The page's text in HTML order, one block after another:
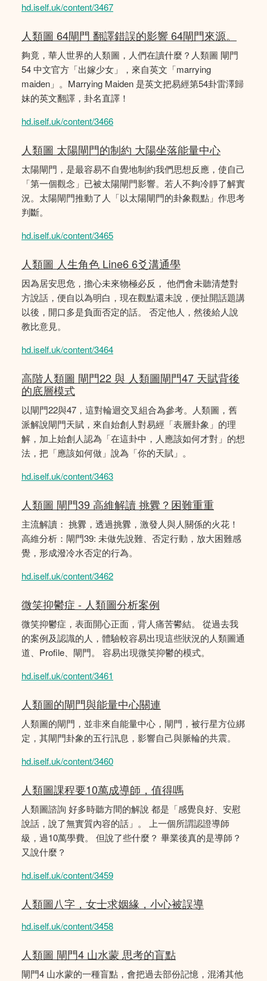
hd.iself.uk/content/3467
人類圖 64閘門 翻譯錯誤的影響 64閘門來源。
夠竟，華人世界的人類圖，人們在讀什麼？人類圖 閘門
54 中文官方「出嫁少女」，來自英文「marrying
maiden」。Marrying Maiden 是英文把易經第54卦雷澤歸
妹的英文翻譯，卦名直譯！
hd.iself.uk/content/3466
人類圖 太陽閘門的制約 大陽坐落能量中心
太陽閘門，是最容易不自覺地制約我們思想反應，使自己
「第一個觀念」已被太陽閘門影響。若人不夠冷靜了解實
況。太陽閘門推動了人「以太陽閘門的卦象觀點」作思考
判斷。
hd.iself.uk/content/3465
人類圖 人生角色 Line6 6爻溝通學
因為居安思危，擔心未來物極必反， 他們會未聽清楚對
方說話，便自以為明白，現在觀點還未說，便扯開話題講
以後，開口多是負面否定的話。 否定他人，然後給人說
教比意見。
hd.iself.uk/content/3464
高階人類圖 閘門22 與 人類圖閘門47 天賦背後
的底層模式
以閘門22與47，這對輪迴交叉組合為參考。人類圖，舊
派解說閘門天賦，來自始創人對易經「表層卦象」的理
解，加上始創人認為「在這卦中，人應該如何才對」的想
法，把「應該如何做」說為「你的天賦」。
hd.iself.uk/content/3463
人類圖 閘門39 高維解讀 挑釁？困難重重
主流解讀： 挑釁，透過挑釁，激發人與人關係的火花！
高維分析：閘門39: 未做先說難、否定行動，放大困難感
覺，形成潑冷水否定的行為。
hd.iself.uk/content/3462
微笑抑鬱症 - 人類圖分析案例
微笑抑鬱症，表面開心正面，背人痛苦鬰結。 從過去我
的案例及認識的人，體驗較容易出現這些狀況的人類圖通
道、Profile、閘門。 容易出現微笑抑鬱的模式。
hd.iself.uk/content/3461
人類圖的閘門與能量中心關連
人類圖的閘門，並非來自能量中心，閘門，被行星方位綁
定，其閘門卦象的五行訊息，影響自己與脈輪的共震。
hd.iself.uk/content/3460
人類圖課程要10萬成導師，值得嗎
人類圖諮詢 好多時聽方間的解說 都是「感覺良好、安慰
說話，說了無實質內容的話」。 上一個所謂認證導師
級，過10萬學費。 但說了些什麼？ 畢業後真的是導師？
又說什麼？
hd.iself.uk/content/3459
人類圖八字，女士求姻緣，小心被誤導
hd.iself.uk/content/3458
人類圖 閘門4 山水蒙 思考的盲點
閘門4 山水蒙的一種盲點，會把過去部份記憶，混淆其他